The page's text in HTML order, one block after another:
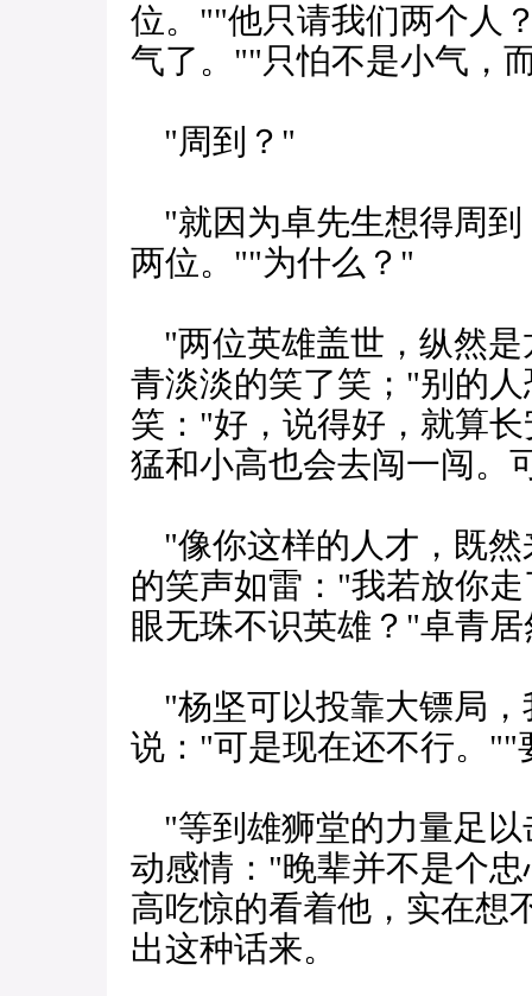
位。""他只请我们两个人
气了。""只怕不是小气，
"周到？"
"就因为卓先生想得周到
两位。""为什么？"
"两位英雄盖世，纵然是
青淡淡的笑了笑；"别的
笑："好，说得好，就算
猛和小高也会去闯一闯。
"像你这样的人才，既然
的笑声如雷："我若放你
眼无珠不识英雄？"卓青
"杨坚可以投靠大镖局，
说："可是现在还不行。""
"等到雄狮堂的力量足以
动感情："晚辈并不是个
高吃惊的看着他，实在想
出这种话来。